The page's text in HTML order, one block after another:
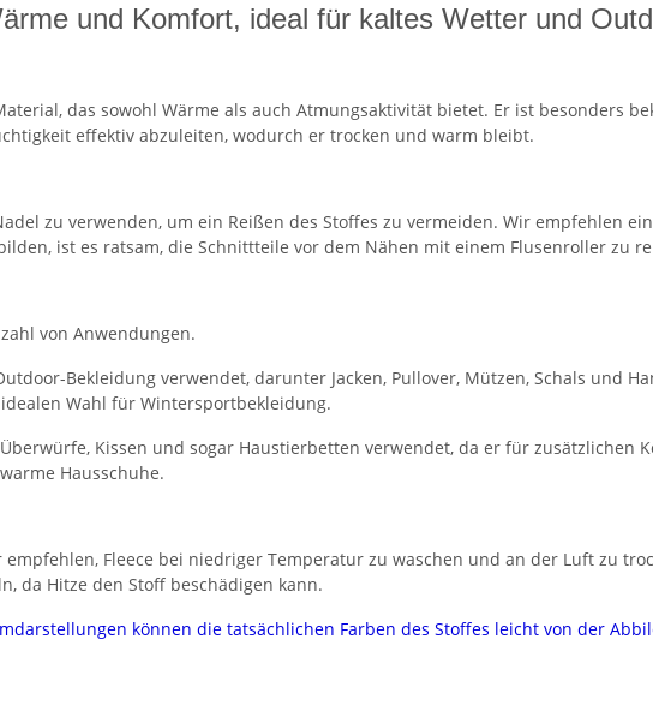
und Komfort, ideal für kaltes Wetter und
das sowohl Wärme als auch Atmungsaktivität bietet. Er ist besonders
effektiv abzuleiten, wodurch er trocken und warm bleibt.
zu verwenden, um ein Reißen des Stoffes zu vermeiden. Wir empfehlen
ist es ratsam, die Schnittteile vor dem Nähen mit einem Flusenroller zu
von Anwendungen.
Bekleidung verwendet, darunter Jacken, Pullover, Mützen, Schals und
Wahl für Wintersportbekleidung.
Kissen und sogar Haustierbetten verwendet, da er für zusätzlichen
Hausschuhe.
Fleece bei niedriger Temperatur zu waschen und an der Luft zu
da Hitze den Stoff beschädigen kann.
können die tatsächlichen Farben des Stoffes leicht von der